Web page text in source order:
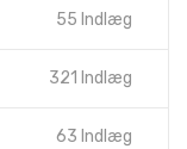
55 Indlæg
321 Indlæg
63 Indlæg